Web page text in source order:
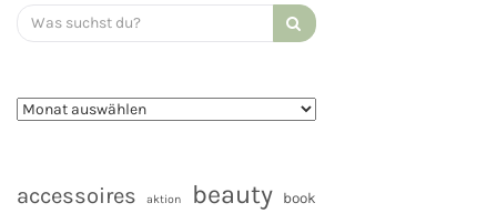
Search
for:
accessoires aktion beauty
book